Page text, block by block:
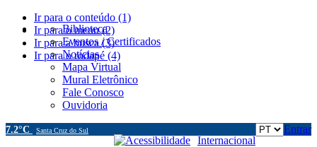
Ir para o conteúdo (1)
Ir para o menu (2)
Ir para a busca (3)
Ir para o rodapé (4)
Biblioteca
Eventos / Certificados
Notícias
Mapa Virtual
Mural Eletrônico
Fale Conosco
Ouvidoria
Entrar
Acessibilidade Internacional
7.2°C Santa Cruz do Sul